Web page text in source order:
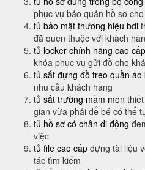
phục vụ bảo quản hồ sơ
tủ bảo mật thương hiệu bdi
đã quen thuộc với khách
tủ locker chính hãng cao cấp
khóa phục vụ gửi đồ cho
tủ sắt đựng đồ treo quần áo
nhu cầu khách hàng
tủ sắt trường mầm mon
gian vừa phải để bé có thể
tủ hồ sơ có chân di động
việc
tủ file cao cấp đựng tài liệu
tác tìm kiếm